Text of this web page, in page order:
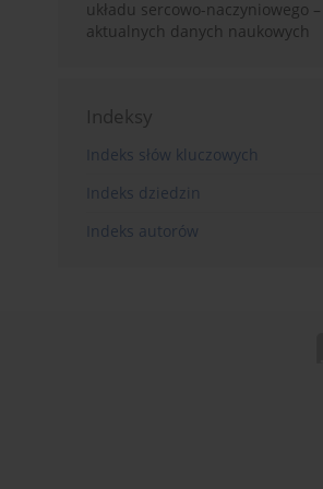
układu sercowo-naczyniowego
aktualnych danych naukowych
Indeksy
Indeks słów kluczowych
Indeks dziedzin
Indeks autorów